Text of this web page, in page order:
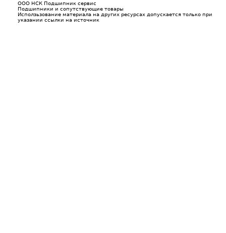
ООО НСК Подшипник сервис
Подшипники и сопутствующие товары
Исползьзование материала на других ресурсах допускается только при
указании ссылки на источник